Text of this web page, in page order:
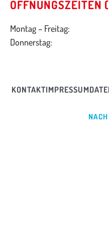
ÖFFNUNGSZEITEN
Montag – Freitag:
Donnerstag:
KONTAKTIMPRESSUM